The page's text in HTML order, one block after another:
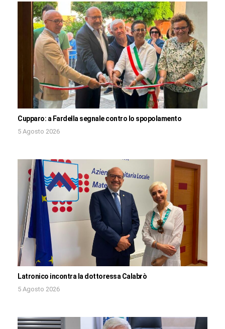
Cupparo: a Fardella segnale contro lo spopolamento
5 Agosto 2026
Latronico incontra la dottoressa Calabrò
5 Agosto 2026